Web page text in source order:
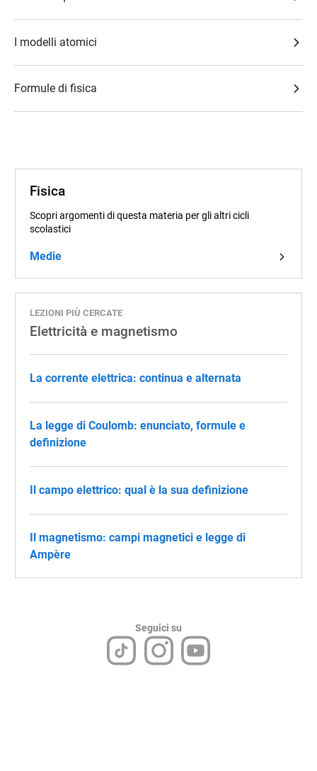
I modelli atomici
Formule di fisica
Fisica
Scopri argomenti di questa materia per gli altri cicli
scolastici
Medie
LEZIONI PIÙ CERCATE
Elettricità e magnetismo
La corrente elettrica: continua e alternata
La legge di Coulomb: enunciato, formule e
definizione
Il campo elettrico: qual è la sua definizione
Il magnetismo: campi magnetici e legge di
Ampère
Seguici su